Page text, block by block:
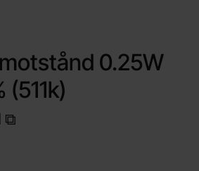
0.25W
(511k)